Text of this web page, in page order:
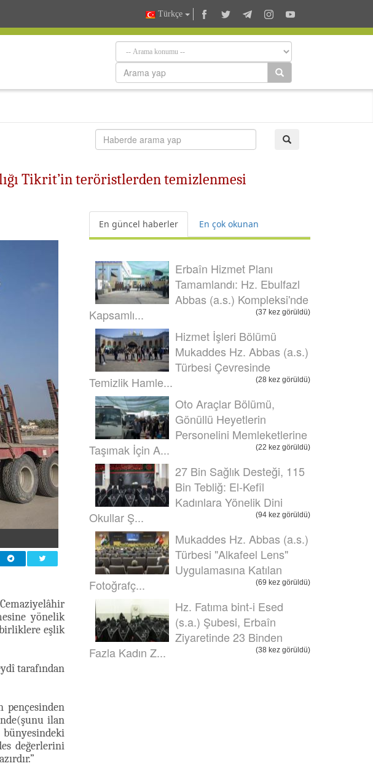
Türkçe
Tikrit’in teröristlerden temizlenmesi
yönelik
eşlik
tarafından
pençesinden
ilan
bünyesindeki
değerlerini
En güncel haberler En çok okunan
Erbaîn Hizmet Planı
Tamamlandı: Hz. Ebulfazl
Abbas (a.s.) Kompleksi'nde
Kapsamlı...
(37 kez görüldü)
Hizmet İşleri Bölümü
Mukaddes Hz. Abbas (a.s.)
Türbesi Çevresinde
Temizlik Hamle...
(28 kez görüldü)
Oto Araçlar Bölümü,
Gönüllü Heyetlerin
Personelini Memleketlerine
Taşımak İçin A...
(22 kez görüldü)
27 Bin Sağlık Desteği, 115
Bin Tebliğ: El-Kefîl
Kadınlara Yönelik Dini
Okullar Ş...
(94 kez görüldü)
Mukaddes Hz. Abbas (a.s.)
Türbesi "Alkafeel Lens"
Uygulamasına Katılan
Fotoğrafç...
(69 kez görüldü)
Hz. Fatıma bint-i Esed
(s.a.) Şubesi, Erbaîn
Ziyaretinde 23 Binden
Fazla Kadın Z...
(38 kez görüldü)